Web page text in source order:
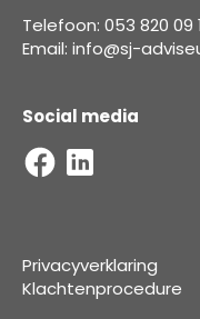
Telefoon: 053 820 09
Email: info@sj-
Social media
Privacyverklaring
Klachtenprocedure